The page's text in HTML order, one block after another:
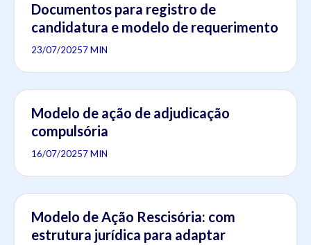
Documentos para registro de
candidatura e modelo de requerimento
23/07/20257 MIN
Modelo de ação de adjudicação
compulsória
16/07/20257 MIN
Modelo de Ação Rescisória: com
estrutura jurídica para adaptar